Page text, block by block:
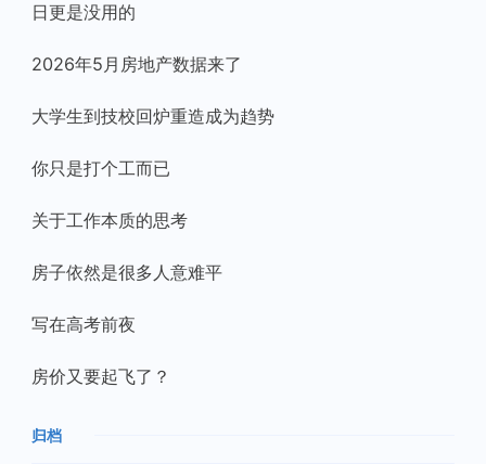
日更是没用的
2026年5月房地产数据来了
大学生到技校回炉重造成为趋势
你只是打个工而已
关于工作本质的思考
房子依然是很多人意难平
写在高考前夜
房价又要起飞了？
归档